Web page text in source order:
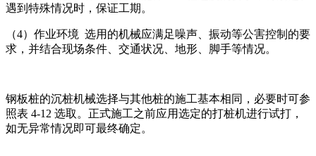
遇到特殊情况时，保证工期。
（4）作业环境 选用的机械应满足噪声、振动等公害控制的要
求，并结合现场条件、交通状况、地形、脚手等情况。
钢板桩的沉桩机械选择与其他桩的施工基本相同，必要时可参
照表 4-12 选取。正式施工之前应用选定的打桩机进行试打，
如无异常情况即可最终确定。